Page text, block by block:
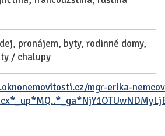
pronájem, byty, rodinné domy,
/ chalupy
mgr-erika-